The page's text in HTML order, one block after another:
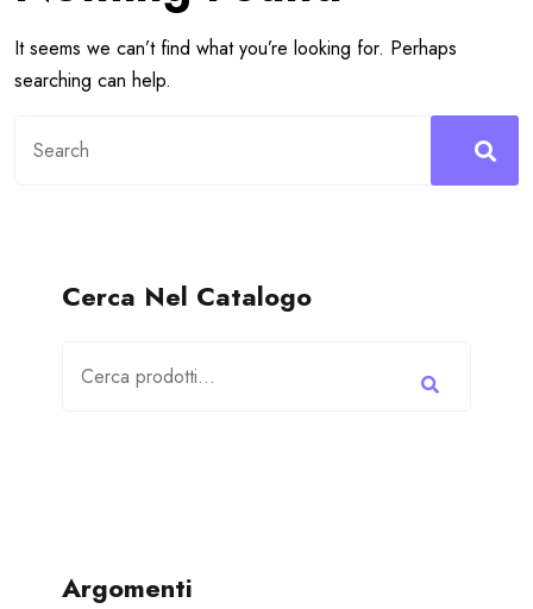
It seems we can’t find what you’re looking for. Perhaps
searching can help.
for:
Cerca Nel Catalogo
Argomenti